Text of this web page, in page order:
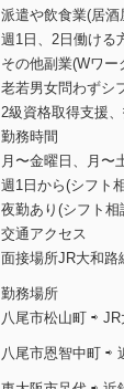
派遣や飲食業(居
週1日、2日働ける
その他副業(Wワ
老若男女問わずシ
2級資格取得支援
勤務時間
月〜金曜日、月〜
週1日から(シフト
夜勤あり(シフト相
交通アクセス
面接場所JR大和路
勤務場所
八尾市松山町 ⇨
八尾市恩智中町 ⇨